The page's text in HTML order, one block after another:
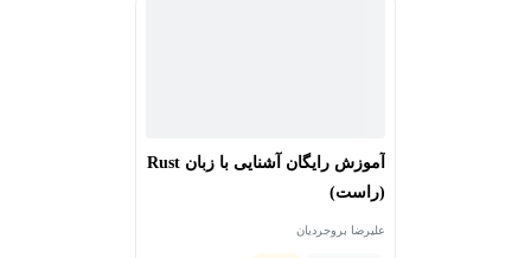
آموزش رایگان آشنایی با زبان Rust
(راست)
علیرضا بروجردیان